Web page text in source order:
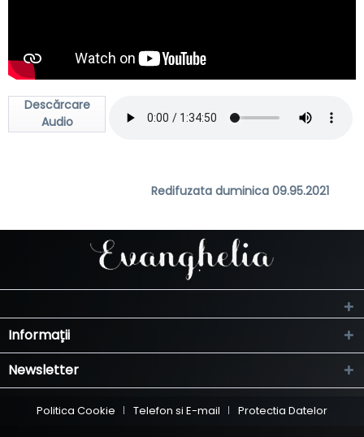
Descărcare
Audio
Redifuzata duminica 09.95.2021
Informații
Newsletter
Politica Cookie Telefon si E-mail Protectia Datelor